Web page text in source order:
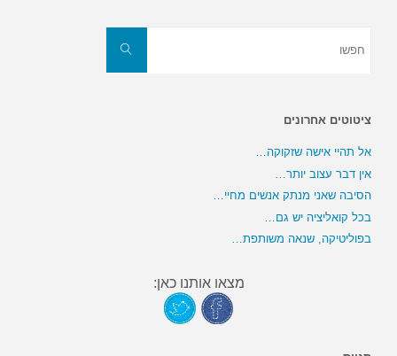
חפשו
ציטוטים אחרונים
אל תהיי אישה שזקוקה…
אין דבר עצוב יותר…
הסיבה שאני מנתק אנשים מחיי…
בכל קואליציה יש גם…
בפוליטיקה, שנאה משותפת…
מצאו אותנו כאן: